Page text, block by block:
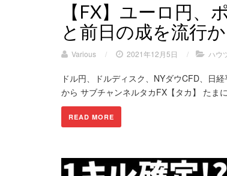
【FX】ユーロ円、
と前日の成を流行
Various / 2021年12月5日 / ハウ
ドル円、ドルディスク、NYダウCFD、日
から サブチャンネルタカFX【タカ】 た
READ MORE